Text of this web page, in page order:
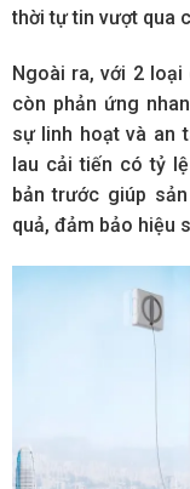
thời tự tin vượt qua
Ngoài ra, với 2 loại
còn phản ứng
sự linh hoạt và an
lau cải tiến có tỷ
bản trước giúp
quả, đảm bảo hiệu